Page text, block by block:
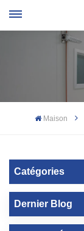
Maison
Catégories
Dernier Blog